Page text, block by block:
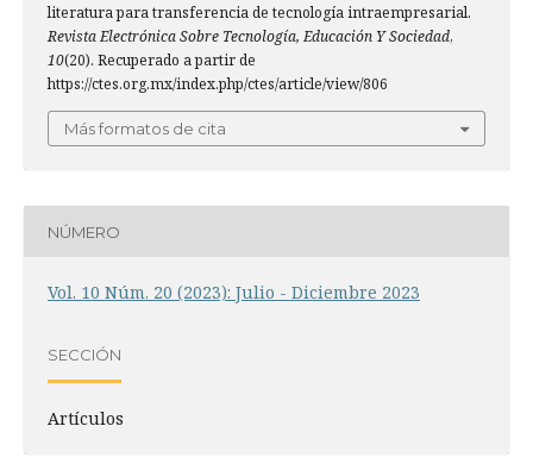
literatura para transferencia de tecnología intraempresarial.
Revista Electrónica Sobre Tecnología, Educación Y Sociedad,
10(20). Recuperado a partir de
https://ctes.org.mx/index.php/ctes/article/view/806
Más formatos de cita
NÚMERO
Vol. 10 Núm. 20 (2023): Julio - Diciembre 2023
SECCIÓN
Artículos